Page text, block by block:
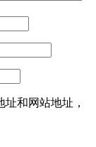
和网站地址，